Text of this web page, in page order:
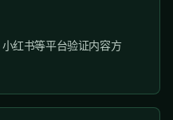
红书等平台验证内容方